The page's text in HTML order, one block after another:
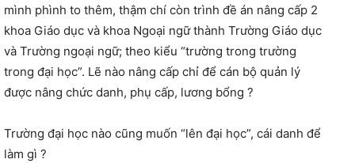
mình phình to thêm, thậm chí còn trình đề án nâng cấp 2
khoa Giáo dục và khoa Ngoại ngữ thành Trường Giáo dục
và Trường ngoại ngữ; theo kiểu “trường trong trường
trong đại học”. Lẽ nào nâng cấp chỉ để cán bộ quản lý
được nâng chức danh, phụ cấp, lương bổng ?
Trường đại học nào cũng muốn “lên đại học”, cái danh để
làm gì ?